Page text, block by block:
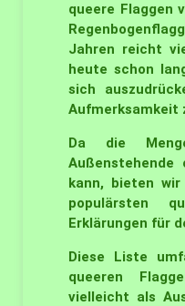
queere Flaggen
Jahren reicht
heute schon
sich
Aufmerksamkeit
Da die
Außenstehende
kann, bieten
populärsten
Erklärungen für
Diese Liste
queeren
vielleicht als